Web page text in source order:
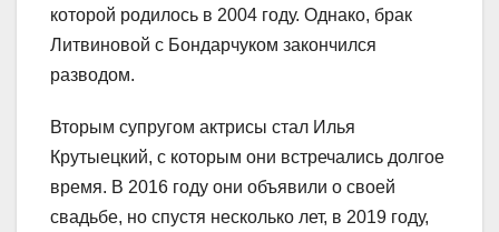
которой родилось в 2004 году. Однако, брак
Литвиновой с Бондарчуком закончился
разводом.
Вторым супругом актрисы стал Илья
Крутыецкий, с которым они встречались долгое
время. В 2016 году они объявили о своей
свадьбе, но спустя несколько лет, в 2019 году,